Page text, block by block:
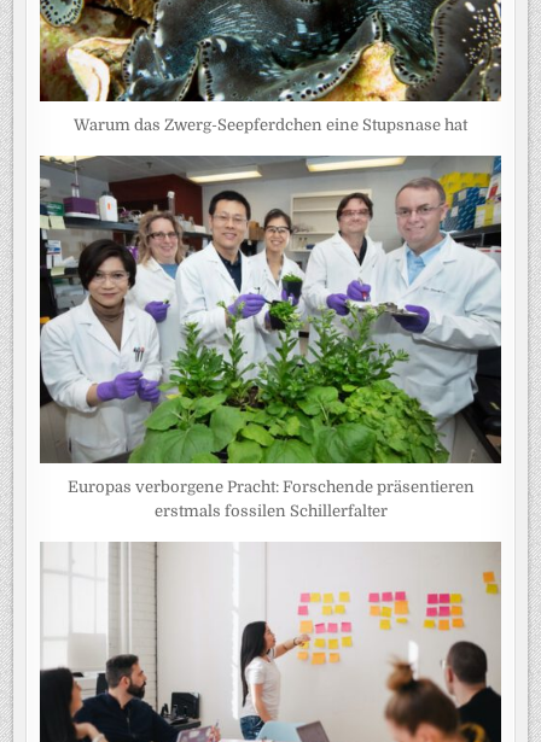
Warum das Zwerg-Seepferdchen eine Stupsnase hat
Europas verborgene Pracht: Forschende präsentieren
erstmals fossilen Schillerfalter